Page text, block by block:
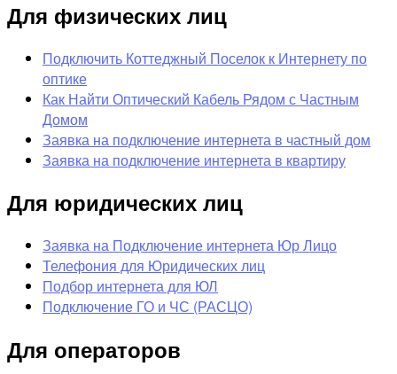
Для физических лиц
Подключить Коттеджный Поселок к Интернету по
оптике
Как Найти Оптический Кабель Рядом с Частным
Домом
Заявка на подключение интернета в частный дом
Заявка на подключение интернета в квартиру
Для юридических лиц
Заявка на Подключение интернета Юр Лицо
Телефония для Юридических лиц
Подбор интернета для ЮЛ
Подключение ГО и ЧС (РАСЦО)
Для операторов